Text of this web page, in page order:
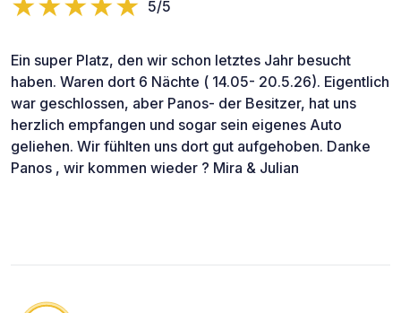
5/5
Ein super Platz, den wir schon letztes Jahr besucht
haben. Waren dort 6 Nächte ( 14.05- 20.5.26). Eigentlich
war geschlossen, aber Panos- der Besitzer, hat uns
herzlich empfangen und sogar sein eigenes Auto
geliehen. Wir fühlten uns dort gut aufgehoben. Danke
Panos , wir kommen wieder ? Mira & Julian